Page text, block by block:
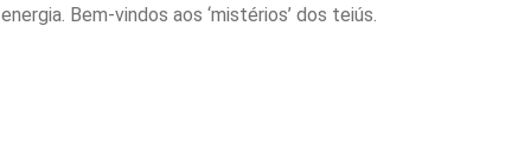
energia. Bem-vindos aos ‘mistérios’ dos teiús.